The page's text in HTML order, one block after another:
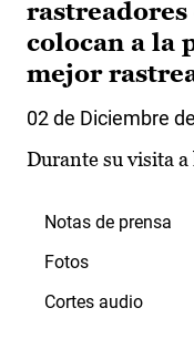
rastreadores
colocan a la
mejor
02 de Diciembre
Durante su visita
Notas de prensa
Fotos
Cortes audio